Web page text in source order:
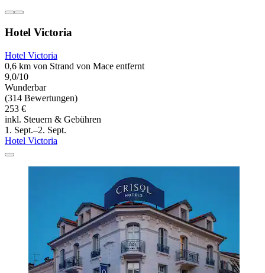
Hotel Victoria
Hotel Victoria
0,6 km von Strand von Mace entfernt
9,0/10
Wunderbar
(314 Bewertungen)
253 €
inkl. Steuern & Gebühren
1. Sept.–2. Sept.
Hotel Victoria